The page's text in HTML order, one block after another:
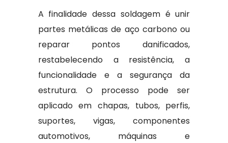
A finalidade dessa soldagem é unir
partes metálicas de aço carbono ou
reparar pontos danificados,
restabelecendo a resistência, a
funcionalidade e a segurança da
estrutura. O processo pode ser
aplicado em chapas, tubos, perfis,
suportes, vigas, componentes
automotivos, máquinas e